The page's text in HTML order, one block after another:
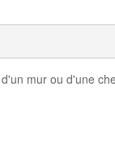
mur ou d'une